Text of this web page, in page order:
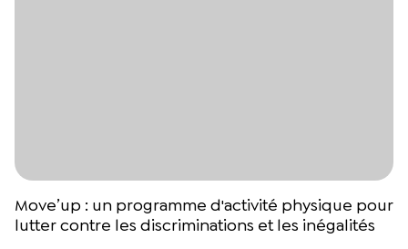
Move’up : un programme d'activité physique pour
lutter contre les discriminations et les inégalités